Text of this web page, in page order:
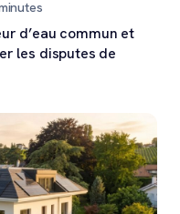
d’eau commun et
les disputes de